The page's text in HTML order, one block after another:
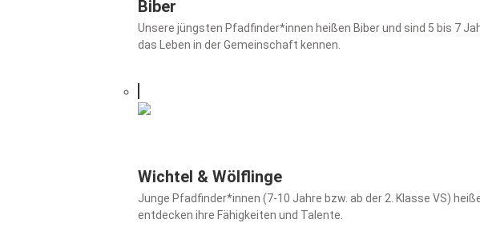
Biber
Unsere jüngsten Pfadfinder*innen heißen Biber und sind 5 bis 7
das Leben in der Gemeinschaft kennen.
Wichtel & Wölflinge
Junge Pfadfinder*innen (7-10 Jahre bzw. ab der 2. Klasse VS)
entdecken ihre Fähigkeiten und Talente.